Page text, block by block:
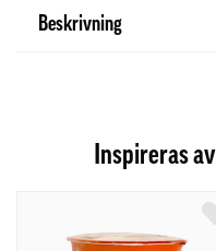
Beskrivning
Inspireras